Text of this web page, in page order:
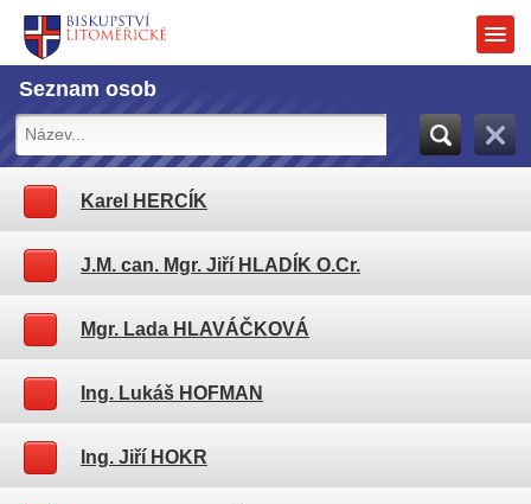
Seznam osob
Karel HERCÍK
J.M. can. Mgr. Jiří HLADÍK O.Cr.
Mgr. Lada HLAVÁČKOVÁ
Ing. Lukáš HOFMAN
Ing. Jiří HOKR